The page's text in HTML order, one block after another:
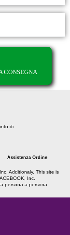
CONSEGNA
di
Assistenza Ordine
Additionaly. This site is
Inc.
persona a persona